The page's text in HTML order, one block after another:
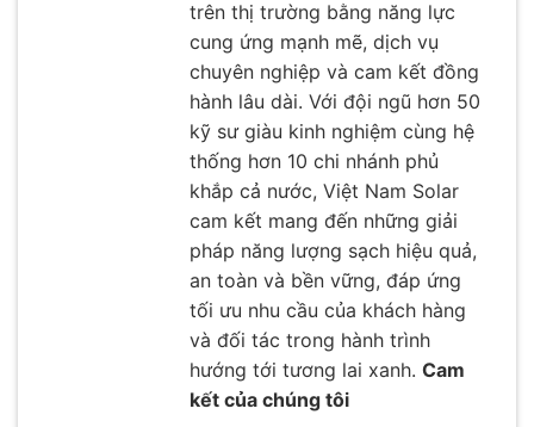
trên thị trường bằng năng lực
cung ứng mạnh mẽ, dịch vụ
chuyên nghiệp và cam kết đồng
hành lâu dài. Với đội ngũ hơn 50
kỹ sư giàu kinh nghiệm cùng hệ
thống hơn 10 chi nhánh phủ
khắp cả nước, Việt Nam Solar
cam kết mang đến những giải
pháp năng lượng sạch hiệu quả,
an toàn và bền vững, đáp ứng
tối ưu nhu cầu của khách hàng
và đối tác trong hành trình
hướng tới tương lai xanh. Cam
kết của chúng tôi